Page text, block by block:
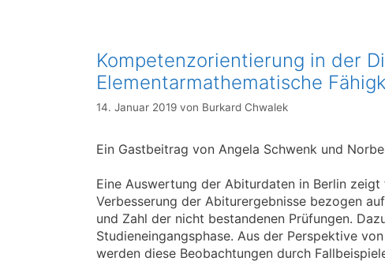
Kompetenzorientierung in der
Elementarmathematische
14. Januar 2019 von Burkard Chwalek
Ein Gastbeitrag von Angela Schwenk und
Eine Auswertung der Abiturdaten in Berlin
Verbesserung der Abiturergebnisse bezogen
und Zahl der nicht bestandenen Prüfungen.
Studieneingangsphase. Aus der Perspektive
werden diese Beobachtungen durch